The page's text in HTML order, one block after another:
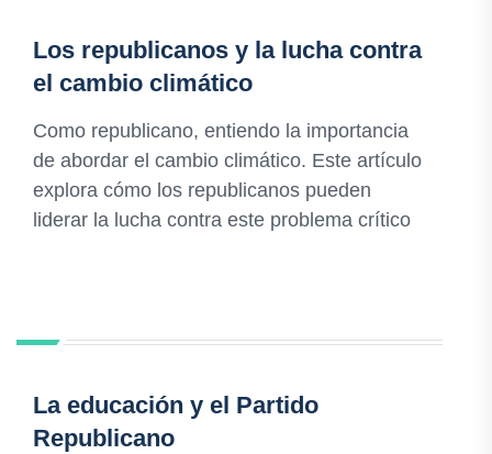
Los republicanos y la lucha contra
el cambio climático
Como republicano, entiendo la importancia
de abordar el cambio climático. Este artículo
explora cómo los republicanos pueden
liderar la lucha contra este problema crítico
La educación y el Partido
Republicano